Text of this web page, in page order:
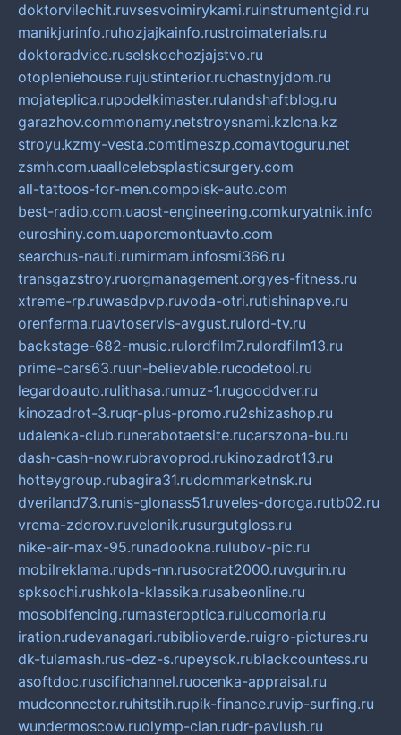
doktorvilechit.ruvsesvoimirykami.ruinstrumentgid.ru
manikjurinfo.ruhozjajkainfo.rustroimaterials.ru
doktoradvice.ruselskoehozjajstvo.ru
otopleniehouse.rujustinterior.ruchastnyjdom.ru
mojateplica.rupodelkimaster.rulandshaftblog.ru
garazhov.commonamy.netstroysnami.kzlcna.kz
stroyu.kzmy-vesta.comtimeszp.comavtoguru.net
zsmh.com.uaallcelebsplasticsurgery.com
all-tattoos-for-men.compoisk-auto.com
best-radio.com.uaost-engineering.comkuryatnik.info
euroshiny.com.uaporemontuavto.com
searchus-nauti.rumirmam.infosmi366.ru
transgazstroy.ruorgmanagement.orgyes-fitness.ru
xtreme-rp.ruwasdpvp.ruvoda-otri.rutishinapve.ru
orenferma.ruavtoservis-avgust.rulord-tv.ru
backstage-682-music.rulordfilm7.rulordfilm13.ru
prime-cars63.ruun-believable.rucodetool.ru
legardoauto.rulithasa.rumuz-1.rugooddver.ru
kinozadrot-3.ruqr-plus-promo.ru2shizashop.ru
udalenka-club.runerabotaetsite.rucarszona-bu.ru
dash-cash-now.rubravoprod.rukinozadrot13.ru
hotteygroup.rubagira31.rudommarketnsk.ru
dveriland73.runis-glonass51.ruveles-doroga.rutb02.ru
vrema-zdorov.ruvelonik.rusurgutgloss.ru
nike-air-max-95.runadookna.rulubov-pic.ru
mobilreklama.rupds-nn.rusocrat2000.ruvgurin.ru
spksochi.rushkola-klassika.rusabeonline.ru
mosoblfencing.rumasteroptica.rulucomoria.ru
iration.rudevanagari.rubiblioverde.ruigro-pictures.ru
dk-tulamash.rus-dez-s.rupeysok.rublackcountess.ru
asoftdoc.ruscifichannel.ruocenka-appraisal.ru
mudconnector.ruhitstih.rupik-finance.ruvip-surfing.ru
wundermoscow.ruolymp-clan.rudr-pavlush.ru